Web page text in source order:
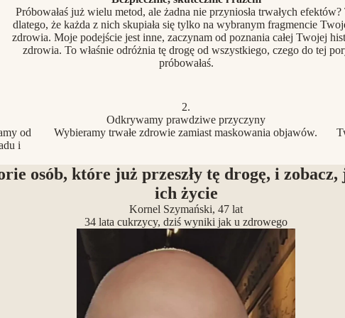
Próbowałaś już wielu metod, ale żadna nie przyniosła trwałych efektów?
dlatego, że każda z nich skupiała się tylko na wybranym fragmencie
zdrowia. Moje podejście jest inne, zaczynam od poznania całej Twojej
zdrowia. To właśnie odróżnia tę drogę od wszystkiego, czego do tej
próbowałaś.
od
i
2.
Odkrywamy prawdziwe przyczyny
Wybieramy trwałe zdrowie zamiast maskowania objawów.
osób, które już przeszły tę drogę, i zobacz,
ich życie
Kornel Szymański, 47 lat
34 lata cukrzycy, dziś wyniki jak u zdrowego